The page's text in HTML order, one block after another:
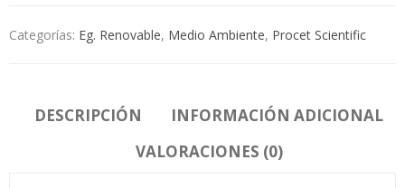
Categorías: Eg. Renovable, Medio Ambiente, Procet Scientific
DESCRIPCIÓN
INFORMACIÓN ADICIONAL
VALORACIONES (0)